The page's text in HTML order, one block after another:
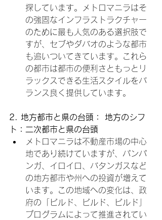
探しています。メトロマニラはそ
の強固なインフラストラクチャー
のために最も人気のある選択肢で
すが、セブやダバオのような都市
も追いついてきています。これら
の都市は都市の便利さともっとリ
ラックスできる生活スタイルをバ
ランス良く提供しています。
2. 地方都市と県の台頭： 地方のシフ
ト：二次都市と県の台頭
メトロマニラは不動産市場の中心
地であり続けていますが、パンパ
ンガ、イロイロ、バタンガスなど
の地方都市や州への投資が増えて
います。この地域への変化は、政
府の「ビルド、ビルド、ビルド」
プログラムによって推進されてい